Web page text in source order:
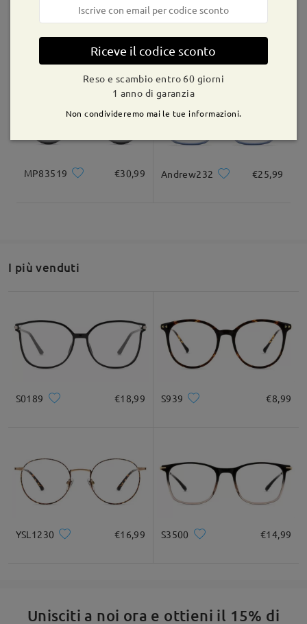
TR50236 €31,99
MP83519 €30,99 Andrew232 €25,99
I più venduti
S0189 €18,99 S939 €8,99
YSL1230 €16,99 S3500 €14,99
Unisciti a noi ora e ottieni il 15% di
Riceve il codice sconto
Reso e scambio entro 60 giorni
1 anno di garanzia
Non condivideremo mai le tue informazioni.